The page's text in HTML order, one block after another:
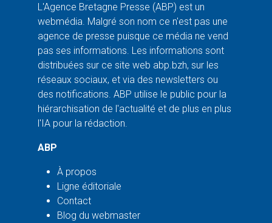
L'Agence Bretagne Presse (ABP) est un
webmédia. Malgré son nom ce n'est pas une
agence de presse puisque ce média ne vend
pas ses informations. Les informations sont
distribuées sur ce site web abp.bzh, sur les
réseaux sociaux, et via des newsletters ou
des notifications. ABP utilise le public pour la
hiérarchisation de l'actualité et de plus en plus
l'IA pour la rédaction.
ABP
À propos
Ligne éditoriale
Contact
Blog du webmaster